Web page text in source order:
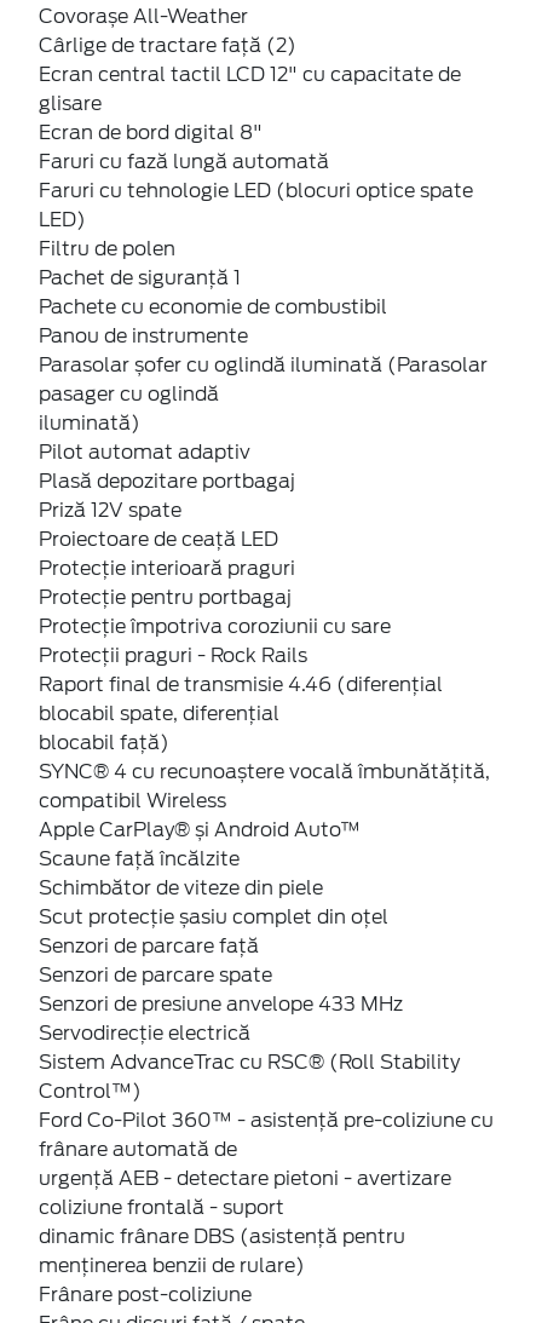
Covorașe All-Weather
Cârlige de tractare față (2)
Ecran central tactil LCD 12" cu capacitate de
glisare
Ecran de bord digital 8"
Faruri cu fază lungă automată
Faruri cu tehnologie LED (blocuri optice spate
LED)
Filtru de polen
Pachet de siguranță 1
Pachete cu economie de combustibil
Panou de instrumente
Parasolar șofer cu oglindă iluminată (Parasolar
pasager cu oglindă
iluminată)
Pilot automat adaptiv
Plasă depozitare portbagaj
Priză 12V spate
Proiectoare de ceață LED
Protecție interioară praguri
Protecție pentru portbagaj
Protecție împotriva coroziunii cu sare
Protecții praguri - Rock Rails
Raport final de transmisie 4.46 (diferențial
blocabil spate, diferențial
blocabil față)
SYNC® 4 cu recunoaștere vocală îmbunătățită,
compatibil Wireless
Apple CarPlay® și Android Auto™
Scaune față încălzite
Schimbător de viteze din piele
Scut protecție șasiu complet din oțel
Senzori de parcare față
Senzori de parcare spate
Senzori de presiune anvelope 433 MHz
Servodirecție electrică
Sistem AdvanceTrac cu RSC® (Roll Stability
Control™)
Ford Co-Pilot 360™ - asistență pre-coliziune cu
frânare automată de
urgență AEB - detectare pietoni - avertizare
coliziune frontală - suport
dinamic frânare DBS (asistență pentru
menținerea benzii de rulare)
Frânare post-coliziune